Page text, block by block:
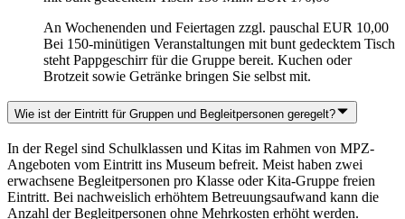
An Wochenenden und Feiertagen zzgl. pauschal EUR 10,00
Bei 150-minütigen Veranstaltungen mit bunt gedecktem Tisch
steht Pappgeschirr für die Gruppe bereit. Kuchen oder
Brotzeit sowie Getränke bringen Sie selbst mit.
Wie ist der Eintritt für Gruppen und Begleitpersonen geregelt?
In der Regel sind Schulklassen und Kitas im Rahmen von MPZ-
Angeboten vom Eintritt ins Museum befreit. Meist haben zwei
erwachsene Begleitpersonen pro Klasse oder Kita-Gruppe freien
Eintritt. Bei nachweislich erhöhtem Betreuungsaufwand kann die
Anzahl der Begleitpersonen ohne Mehrkosten erhöht werden.